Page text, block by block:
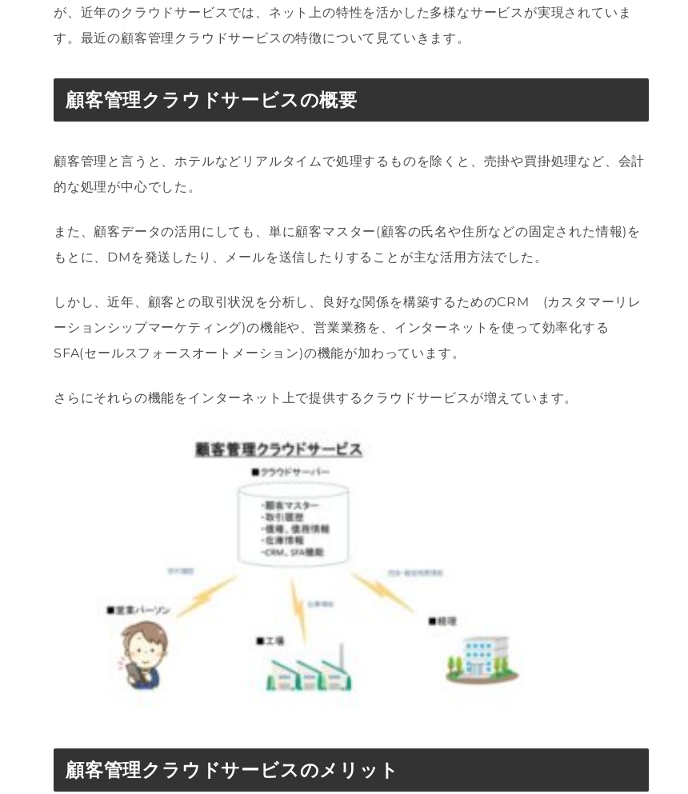
が、近年のクラウドサービスでは、ネット上の特性を活かした多様なサービスが実現されていま
す。最近の顧客管理クラウドサービスの特徴について見ていきます。
顧客管理クラウドサービスの概要
顧客管理と言うと、ホテルなどリアルタイムで処理するものを除くと、売掛や買掛処理など、会計
的な処理が中心でした。
また、顧客データの活用にしても、単に顧客マスター(顧客の氏名や住所などの固定された情報)を
もとに、DMを発送したり、メールを送信したりすることが主な活用方法でした。
しかし、近年、顧客との取引状況を分析し、良好な関係を構築するためのCRM (カスタマーリレ
ーションシップマーケティング)の機能や、営業業務を、インターネットを使って効率化する
SFA(セールスフォースオートメーション)の機能が加わっています。
さらにそれらの機能をインターネット上で提供するクラウドサービスが増えています。
顧客管理クラウドサービスのメリット